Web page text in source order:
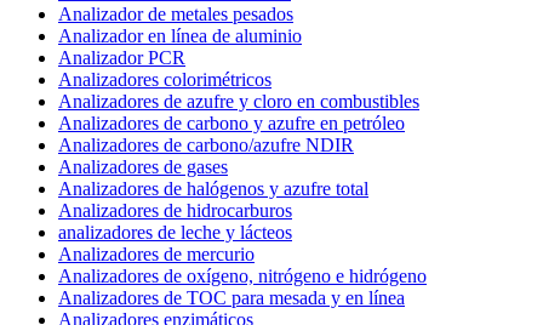
Analizador de metales pesados
Analizador en línea de aluminio
Analizador PCR
Analizadores colorimétricos
Analizadores de azufre y cloro en combustibles
Analizadores de carbono y azufre en petróleo
Analizadores de carbono/azufre NDIR
Analizadores de gases
Analizadores de halógenos y azufre total
Analizadores de hidrocarburos
analizadores de leche y lácteos
Analizadores de mercurio
Analizadores de oxígeno, nitrógeno e hidrógeno
Analizadores de TOC para mesada y en línea
Analizadores enzimáticos